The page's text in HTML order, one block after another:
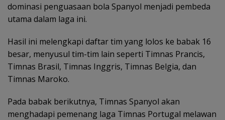
dominasi penguasaan bola Spanyol menjadi pembeda
utama dalam laga ini.
Hasil ini melengkapi daftar tim yang lolos ke babak 16
besar, menyusul tim-tim lain seperti Timnas Prancis,
Timnas Brasil, Timnas Inggris, Timnas Belgia, dan
Timnas Maroko.
Pada babak berikutnya, Timnas Spanyol akan
menghadapi pemenang laga Timnas Portugal melawan